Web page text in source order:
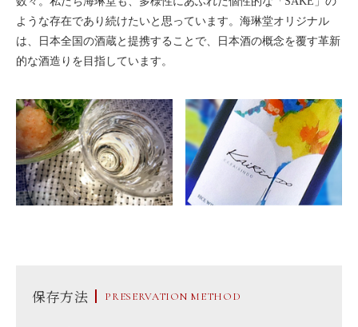
ような存在であり続けたいと思っています。海琳堂オリジナル
は、日本全国の酒蔵と提携することで、日本酒の概念を覆す革新
的な酒造りを目指しています。
保存方法 PRESERVATION METHOD